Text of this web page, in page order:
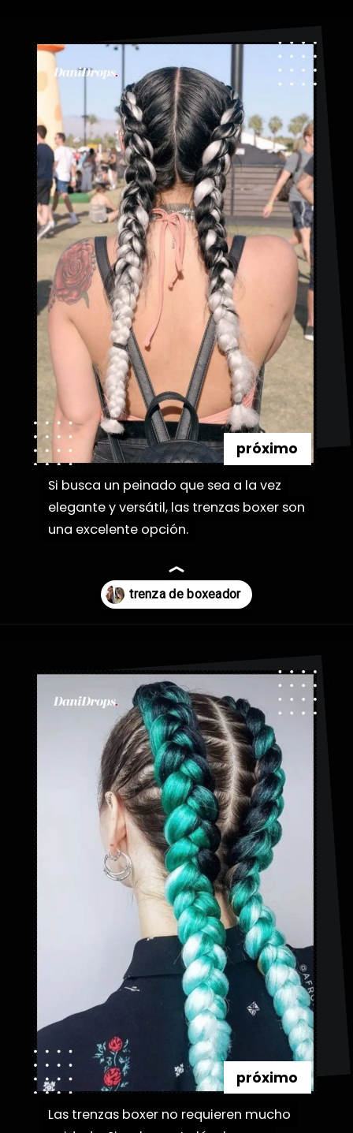
Si busca un peinado que sea a la vez
elegante y versátil, las trenzas boxer son
una excelente opción.
Si busca un peinado que sea a la vez
elegante y versátil, las trenzas boxer son
una excelente opción.
próximo
Las trenzas boxer no requieren mucho
Las trenzas boxer no requieren mucho
próximo